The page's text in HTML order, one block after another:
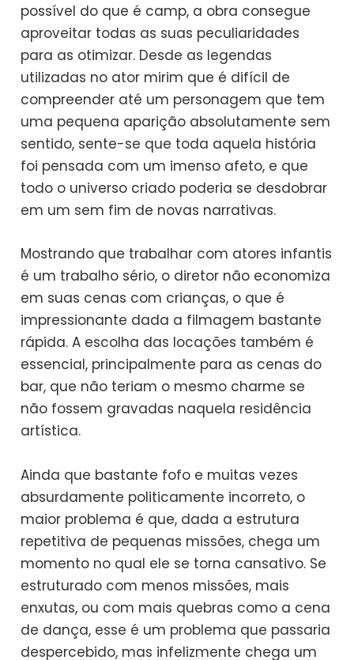
possível do que é camp, a obra consegue
aproveitar todas as suas peculiaridades
para as otimizar. Desde as legendas
utilizadas no ator mirim que é difícil de
compreender até um personagem que tem
uma pequena aparição absolutamente sem
sentido, sente-se que toda aquela história
foi pensada com um imenso afeto, e que
todo o universo criado poderia se desdobrar
em um sem fim de novas narrativas.
Mostrando que trabalhar com atores infantis
é um trabalho sério, o diretor não economiza
em suas cenas com crianças, o que é
impressionante dada a filmagem bastante
rápida. A escolha das locações também é
essencial, principalmente para as cenas do
bar, que não teriam o mesmo charme se
não fossem gravadas naquela residência
artística.
Ainda que bastante fofo e muitas vezes
absurdamente politicamente incorreto, o
maior problema é que, dada a estrutura
repetitiva de pequenas missões, chega um
momento no qual ele se torna cansativo. Se
estruturado com menos missões, mais
enxutas, ou com mais quebras como a cena
de dança, esse é um problema que passaria
despercebido, mas infelizmente chega um